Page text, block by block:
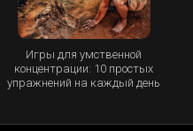
Игры для умственной
концентрации: 10 простых
упражнений на каждый день